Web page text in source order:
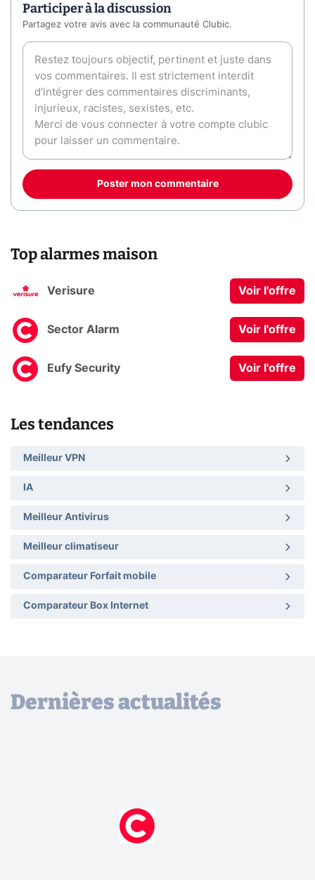
Participer à la discussion
Partagez votre avis avec la communauté Clubic.
Poster mon commentaire
Top alarmes maison
Verisure Voir l'offre
Sector Alarm Voir l'offre
Eufy Security Voir l'offre
Les tendances
Meilleur VPN
IA
Meilleur Antivirus
Meilleur climatiseur
Comparateur Forfait mobile
Comparateur Box Internet
Dernières actualités